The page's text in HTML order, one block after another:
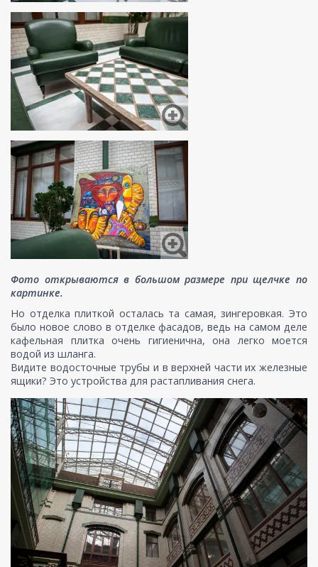
Фото открываются в большом размере при щелчке по
картинке.
Но отделка плиткой осталась та самая, зингеровкая. Это
было новое слово в отделке фасадов, ведь на самом деле
кафельная плитка очень гигиенична, она легко моется
водой из шланга.
Видите водосточные трубы и в верхней части их железные
ящики? Это устройства для растапливания снега.